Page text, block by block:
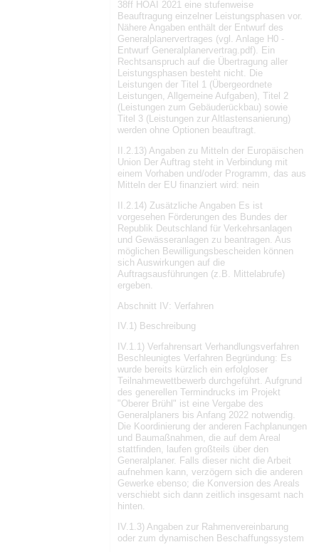
38ff HOAI 2021 eine stufenweise
Beauftragung einzelner Leistungsphasen vor.
Nähere Angaben enthält der Entwurf des
Generalplanervertrages (vgl. Anlage H0 -
Entwurf Generalplanervertrag.pdf). Ein
Rechtsanspruch auf die Übertragung aller
Leistungsphasen besteht nicht. Die
Leistungen der Titel 1 (Übergeordnete
Leistungen, Allgemeine Aufgaben), Titel 2
(Leistungen zum Gebäuderückbau) sowie
Titel 3 (Leistungen zur Altlastensanierung)
werden ohne Optionen beauftragt.
II.2.13) Angaben zu Mitteln der Europäischen
Union Der Auftrag steht in Verbindung mit
einem Vorhaben und/oder Programm, das aus
Mitteln der EU finanziert wird: nein
II.2.14) Zusätzliche Angaben Es ist
vorgesehen Förderungen des Bundes der
Republik Deutschland für Verkehrsanlagen
und Gewässeranlagen zu beantragen. Aus
möglichen Bewilligungsbescheiden können
sich Auswirkungen auf die
Auftragsausführungen (z.B. Mittelabrufe)
ergeben.
Abschnitt IV: Verfahren
IV.1) Beschreibung
IV.1.1) Verfahrensart Verhandlungsverfahren
Beschleunigtes Verfahren Begründung: Es
wurde bereits kürzlich ein erfolgloser
Teilnahmewettbewerb durchgeführt. Aufgrund
des generellen Termindrucks im Projekt
"Oberer Brühl" ist eine Vergabe des
Generalplaners bis Anfang 2022 notwendig.
Die Koordinierung der anderen Fachplanungen
und Baumaßnahmen, die auf dem Areal
stattfinden, laufen großteils über den
Generalplaner. Falls dieser nicht die Arbeit
aufnehmen kann, verzögern sich die anderen
Gewerke ebenso; die Konversion des Areals
verschiebt sich dann zeitlich insgesamt nach
hinten.
IV.1.3) Angaben zur Rahmenvereinbarung
oder zum dynamischen Beschaffungssystem